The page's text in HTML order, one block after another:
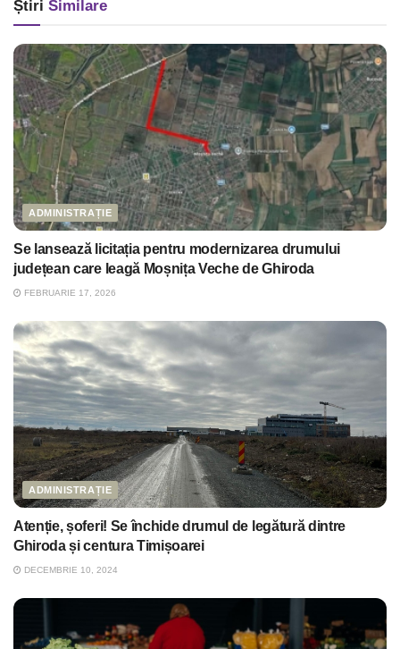
Știri Similare
ADMINISTRAȚIE
Se lansează licitația pentru modernizarea drumului
județean care leagă Moșnița Veche de Ghiroda
FEBRUARIE 17, 2026
ADMINISTRAȚIE
Atenție, șoferi! Se închide drumul de legătură dintre
Ghiroda și centura Timișoarei
DECEMBRIE 10, 2024